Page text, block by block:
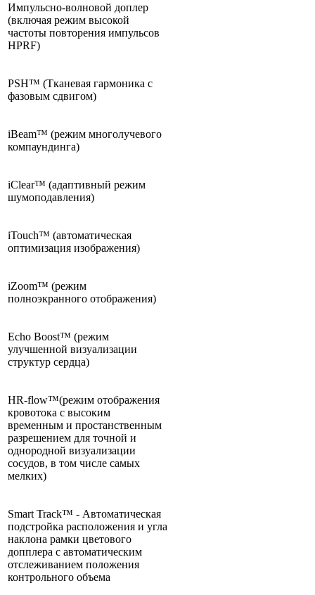
Импульсно-волновой доплер
(включая режим высокой
частоты повторения импульсов
HPRF)
PSH™ (Тканевая гармоника с
фазовым сдвигом)
iBeam™ (режим многолучевого
компаундинга)
iClear™ (адаптивный режим
шумоподавления)
iTouch™ (автоматическая
оптимизация изображения)
iZoom™ (режим
полноэкранного отображения)
Echo Boost™ (режим
улучшенной визуализации
структур сердца)
HR-flow™(режим отображения
кровотока с высоким
временным и простанственным
разрешением для точной и
однородной визуализации
сосудов, в том числе самых
мелких)
Smart Track™ - Автоматическая
подстройка расположения и угла
наклона рамки цветового
допплера с автоматическим
отслеживанием положения
контрольного объема